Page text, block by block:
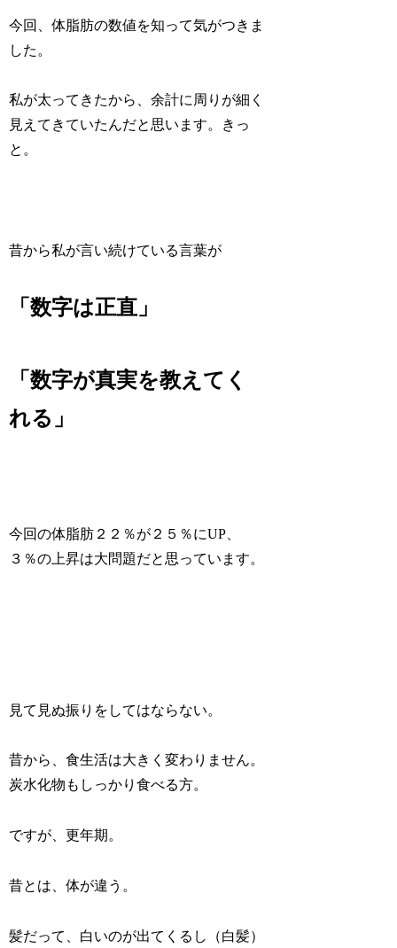
今回、体脂肪の数値を知って気がつきま
した。
私が太ってきたから、余計に周りが細く
見えてきていたんだと思います。きっ
と。
昔から私が言い続けている言葉が
「数字は正直」
「数字が真実を教えてく
れる」
今回の体脂肪２２％が２５％にUP、
３％の上昇は大問題だと思っています。
見て見ぬ振りをしてはならない。
昔から、食生活は大きく変わりません。
炭水化物もしっかり食べる方。
ですが、更年期。
昔とは、体が違う。
髪だって、白いのが出てくるし（白髪）